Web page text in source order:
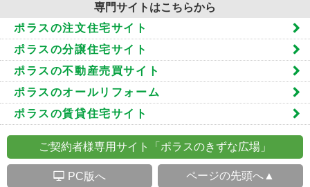
専門サイトはこちらから
ポラスの注文住宅サイト
ポラスの分譲住宅サイト
ポラスの不動産売買サイト
ポラスのオールリフォーム
ポラスの賃貸住宅サイト
ご契約者様専用サイト「ポラスのきずな広場」
S PC版へ ページの先頭へ▲